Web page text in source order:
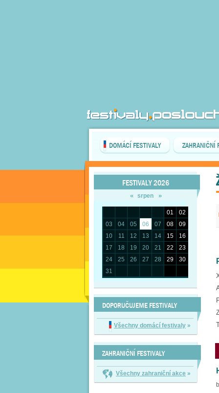
DOMÁCÍ FESTIVALY ZAHRANIČNÍ
FESTIVALY 2026
« srpen »
01
02
03
04 05 06 07 08
09
10
11 12 13 14 15
16
17
18 19 20 21 22
23
24
25 26 27 28 29
30
31
DOPORUČUJEME FESTIVALY
Všechny domácí festivaly »
ZAHRANIČNÍ FESTIVALY
Všechny zahraniční akce »